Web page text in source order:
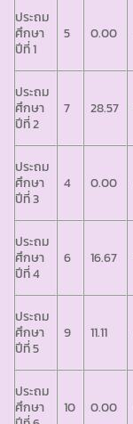
ประถม
ศึกษา
ปีที่ 1
5 0.00
ประถม
ศึกษา
ปีที่ 2
7 28.57
ประถม
ศึกษา
ปีที่ 3
4 0.00
ประถม
ศึกษา
ปีที่ 4
6 16.67
ประถม
ศึกษา
ปีที่ 5
9 11.11
ประถม
ศึกษา
10 0.00